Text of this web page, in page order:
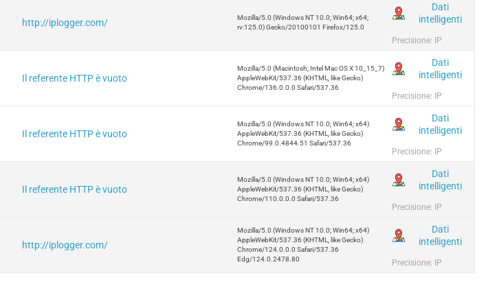
http://iplogger.com/
Mozilla/5.0 (Windows NT 10.0; Win64; x64;
rv:125.0) Gecko/20100101 Firefox/125.0
Dati
intelligenti
Precisione: IP
Il referente HTTP è vuoto
Mozilla/5.0 (Macintosh; Intel Mac OS X 10_15_7)
AppleWebKit/537.36 (KHTML, like Gecko)
Chrome/136.0.0.0 Safari/537.36
Dati
intelligenti
Precisione: IP
Il referente HTTP è vuoto
Mozilla/5.0 (Windows NT 10.0; Win64; x64)
AppleWebKit/537.36 (KHTML, like Gecko)
Chrome/99.0.4844.51 Safari/537.36
Dati
intelligenti
Precisione: IP
Il referente HTTP è vuoto
Mozilla/5.0 (Windows NT 10.0; Win64; x64)
AppleWebKit/537.36 (KHTML, like Gecko)
Chrome/110.0.0.0 Safari/537.36
Dati
intelligenti
Precisione: IP
http://iplogger.com/
Mozilla/5.0 (Windows NT 10.0; Win64; x64)
AppleWebKit/537.36 (KHTML, like Gecko)
Chrome/124.0.0.0 Safari/537.36
Edg/124.0.2478.80
Dati
intelligenti
Precisione: IP